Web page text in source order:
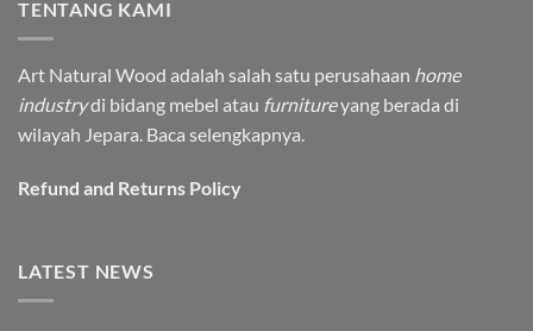
TENTANG KAMI
Art Natural Wood adalah salah satu perusahaan home
industrydi bidang mebel atau furnitureyang berada di
wilayah Jepara. Baca selengkapnya.
Refund and Returns Policy
LATEST NEWS